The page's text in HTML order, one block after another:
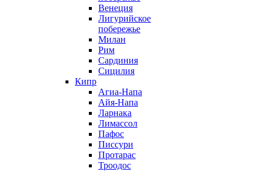
Венеция
Лигурийское
побережье
Милан
Рим
Сардиния
Сицилия
Кипр
Агиа-Напа
Айя-Напа
Ларнака
Лимассол
Пафос
Писсури
Протарас
Троодос